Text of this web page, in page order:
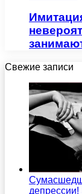
Свежие записи